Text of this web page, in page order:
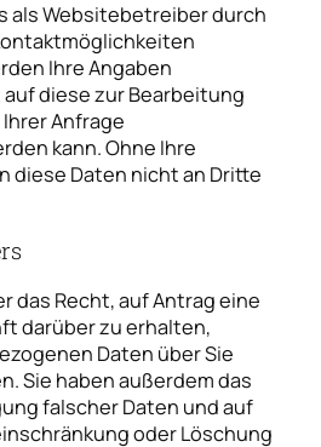
als Websitebetreiber durch
Ihre Angaben
diese zur Bearbeitung
Anfrage
kann. Ohne Ihre
diese Daten nicht an Dritte
das Recht, auf Antrag eine
darüber zu erhalten,
Daten über Sie
Sie haben außerdem das
falscher Daten und auf
oder Löschung